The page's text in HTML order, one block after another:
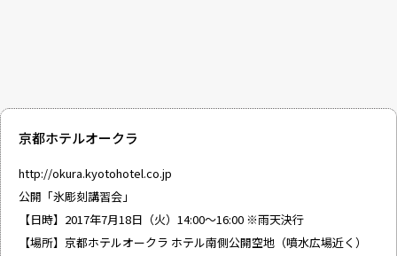
京都ホテルオークラ
http://okura.kyotohotel.co.jp
公開「氷彫刻講習会」
【日時】2017年7月18日（火）14:00～16:00 ※雨天決行
【場所】京都ホテルオークラ ホテル南側公開空地（噴水広場近く）